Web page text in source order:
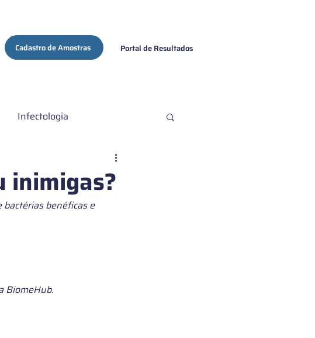
Cadastro de Amostras Portal de Resultados
Infectologia
inimigas?
benéficas e
BiomeHub.